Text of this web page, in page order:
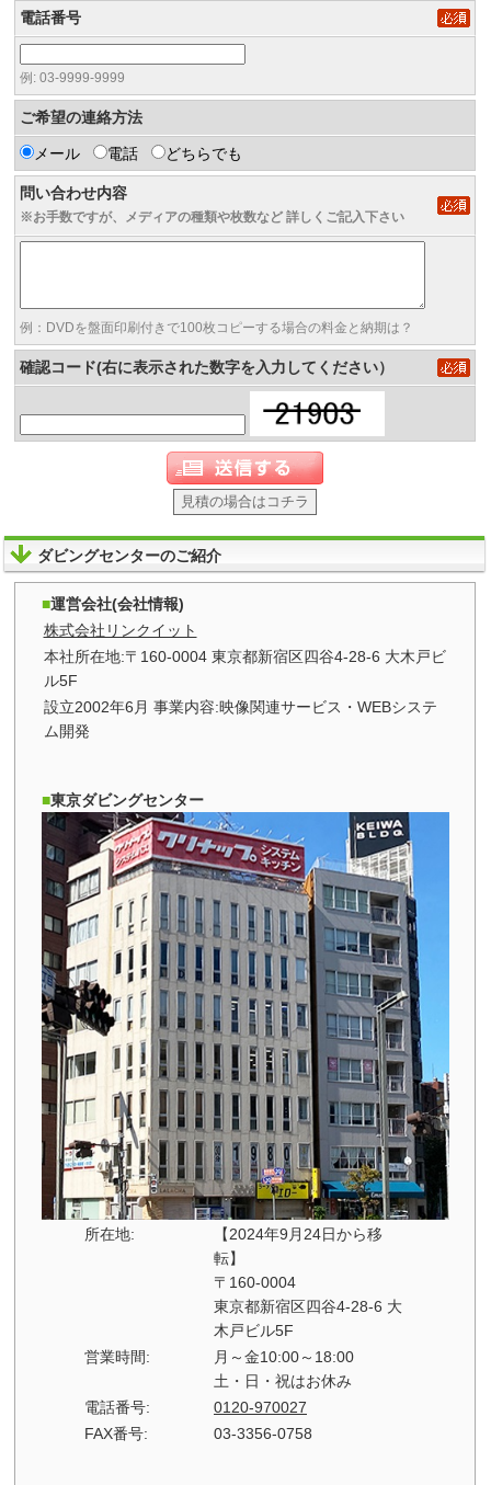
電話番号
例: 03-9999-9999
ご希望の連絡方法
メール 電話 どちらでも
問い合わせ内容
※お手数ですが、メディアの種類や枚数など 詳しくご記入下さい
例：DVDを盤面印刷付きで100枚コピーする場合の料金と納期は？
確認コード(右に表示された数字を入力してください）
見積の場合はコチラ
ダビングセンターのご紹介
運営会社(会社情報)
株式会社リンクイット
本社所在地:〒160-0004 東京都新宿区四谷4-28-6 大木戸ビ
ル5F
設立2002年6月 事業内容:映像関連サービス・WEBシステ
ム開発
東京ダビングセンター
所在地:
【2024年9月24日から移
転】
〒160-0004
東京都新宿区四谷4-28-6 大
木戸ビル5F
営業時間:
月～金10:00～18:00
土・日・祝はお休み
電話番号:
0120-970027
FAX番号:
03-3356-0758